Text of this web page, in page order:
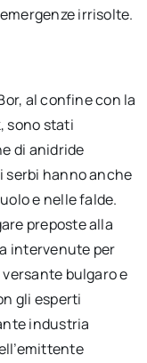
irrisolte.
al confine con la
sono stati
di anidride
serbi hanno anche
e nelle falde.
preposte alla
intervenute per
bulgaro e
gli esperti
industria